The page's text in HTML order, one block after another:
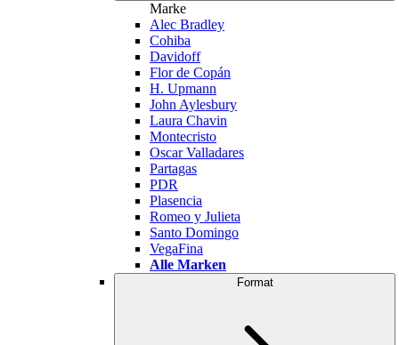
Marke
Alec Bradley
Cohiba
Davidoff
Flor de Copán
H. Upmann
John Aylesbury
Laura Chavin
Montecristo
Oscar Valladares
Partagas
PDR
Plasencia
Romeo y Julieta
Santo Domingo
VegaFina
Alle Marken
Format